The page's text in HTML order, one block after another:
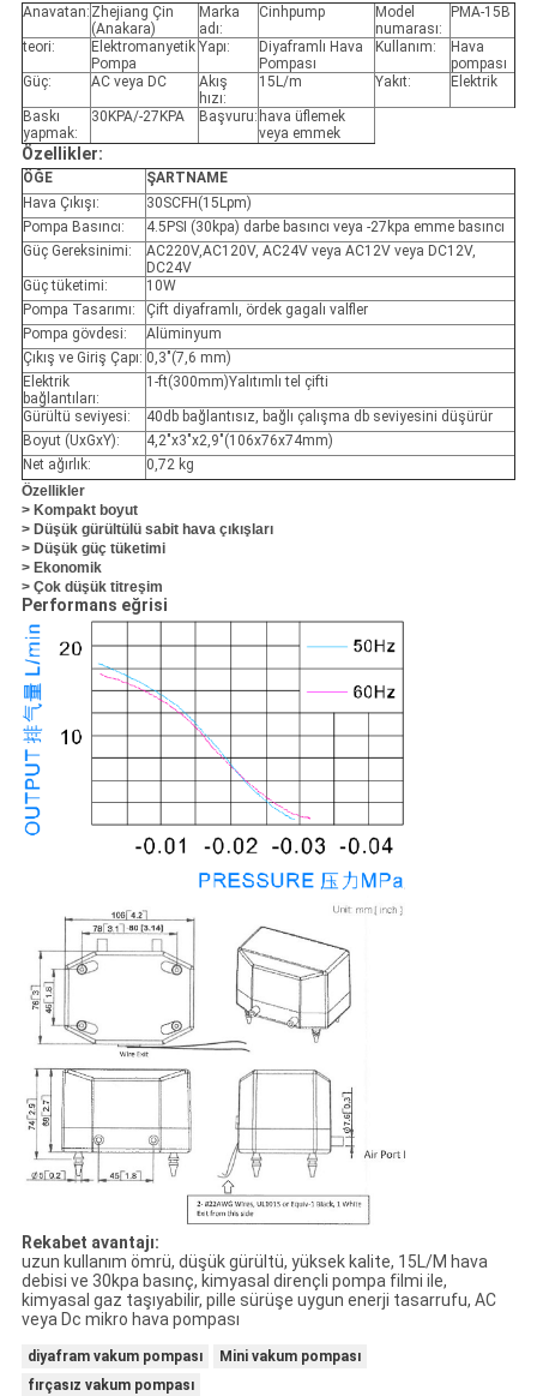
Anavatan: Zhejiang Çin
(Anakara)
Marka
adı:
Cinhpump
Model
numarası:
PMA-15B
teori:
Elektromanyetik
Pompa
Yapı:
Diyaframlı Hava
Pompası
Kullanım:
Hava
pompası
Güç:
AC veya DC
Akış
hızı:
15L/m Yakıt: Elektrik
Baskı
yapmak:
30KPA/-27KPA Başvuru: hava üflemek
veya emmek
Özellikler:
ÖĞE
ŞARTNAME
Hava Çıkışı:
30SCFH(15Lpm)
Pompa Basıncı:
4.5PSI (30kpa) darbe basıncı veya -27kpa emme basıncı
Güç Gereksinimi:
AC220V,AC120V, AC24V veya AC12V veya DC12V,
DC24V
Güç tüketimi:
10W
Pompa Tasarımı:
Çift diyaframlı, ördek gagalı valfler
Pompa gövdesi:
Alüminyum
Çıkış ve Giriş Çapı: 0,3"(7,6 mm)
Elektrik
bağlantıları:
1-ft(300mm)Yalıtımlı tel çifti
Gürültü seviyesi:
40db bağlantısız, bağlı çalışma db seviyesini düşürür
Boyut (UxGxY):
4,2"x3"x2,9"(106x76x74mm)
Net ağırlık:
0,72 kg
Özellikler
> Kompakt boyut
> Düşük gürültülü sabit hava çıkışları
> Düşük güç tüketimi
> Ekonomik
> Çok düşük titreşim
Performans eğrisi
Rekabet avantajı:
uzun kullanım ömrü, düşük gürültü, yüksek kalite, 15L/M hava
debisi ve 30kpa basınç, kimyasal dirençli pompa filmi ile,
kimyasal gaz taşıyabilir, pille sürüşe uygun enerji tasarrufu, AC
veya Dc mikro hava pompası
diyafram vakum pompası
Mini vakum pompası
fırçasız vakum pompası